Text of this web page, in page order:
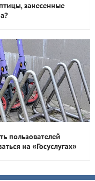
занесенные
пользователей
на «Госуслугах»